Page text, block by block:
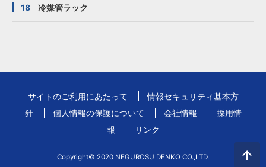
18 冷媒管ラック
サイトのご利用にあたって
情報セキュリティ基本方
針
個人情報の保護について 会社情報
採用情
報
リンク
Copyright© 2020 NEGUROSU DENKO CO.,LTD.